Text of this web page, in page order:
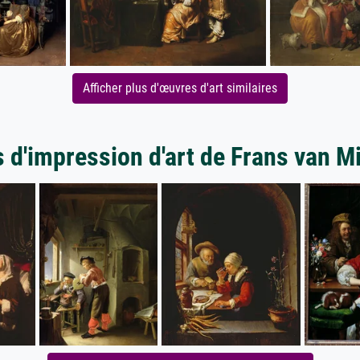
Afficher plus d'œuvres d'art similaires
d'impression d'art de Frans van